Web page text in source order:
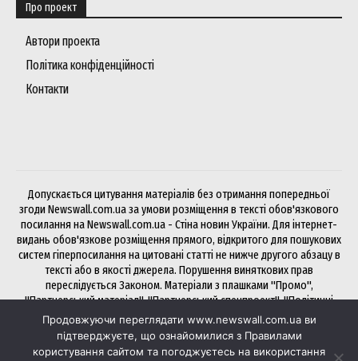
Про проект
Автори проекта
Політика конфіденційності
Контакти
Допускається цитування матеріалів без отримання попередньої
згоди Newswall.com.ua за умови розміщення в тексті обов'язкового
посилання на Newswall.com.ua - Стіна новин України. Для інтернет-
видань обов'язкове розміщення прямого, відкритого для пошукових
систем гіперпосилання на цитовані статті не нижче другого абзацу в
тексті або в якості джерела. Порушення виняткових прав
переслідується Законом. Матеріали з плашками "Промо",
"Партнерський матеріал", "Партнерський спецпроект", "Політичні
новини", "Прес-реліз", "PR", "Офіційно" публікуються на правах
реклами.
Продовжуючи переглядати www.newswall.com.ua ви
підтверджуєте, що ознайомилися з Правилами
користування сайтом та погоджуєтесь на використання